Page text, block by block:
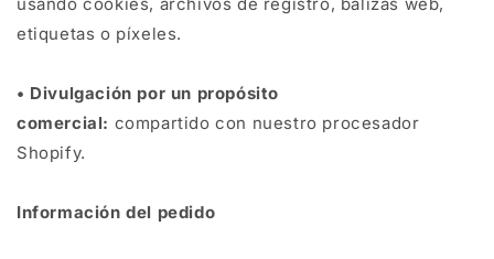
etiquetas o píxeles.
• Divulgación por un propósito
comercial: compartido con nuestro procesador
Shopify.
Información del pedido